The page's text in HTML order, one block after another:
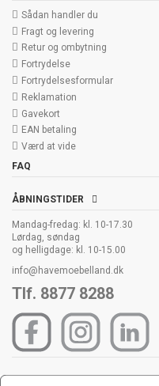
Sådan handler du
Fragt og levering
Retur og ombytning
Fortrydelse
Fortrydelsesformular
Reklamation
Gavekort
EAN betaling
Værd at vide
FAQ
ÅBNINGSTIDER
Mandag-fredag: kl. 10-17.30
Lørdag, søndag
og helligdage: kl. 10-15.00
info@havemoebelland.dk
Tlf. 8877 8288